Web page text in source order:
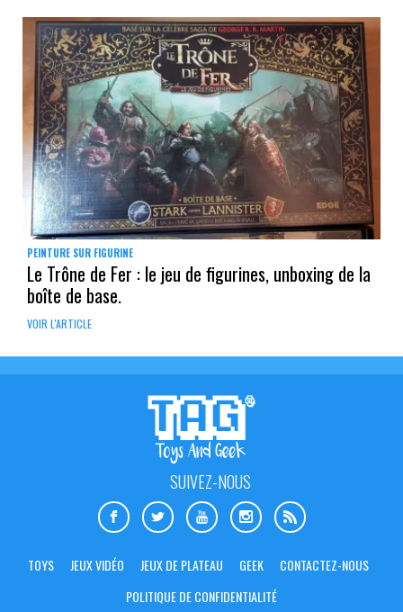
PEINTURE SUR FIGURINE
Le Trône de Fer : le jeu de figurines, unboxing de la
boîte de base.
VOIR L'ARTICLE
SUIVEZ-NOUS
TOYS JEUX VIDÉO JEUX DE PLATEAU GEEK
CONTACTEZ-NOUS
POLITIQUE DE CONFIDENTIALITÉ